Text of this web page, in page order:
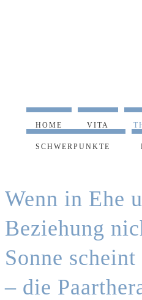
HOME VITA
SCHWERPUNKTE
Wenn in Ehe
Beziehung
Sonne scheint
– die